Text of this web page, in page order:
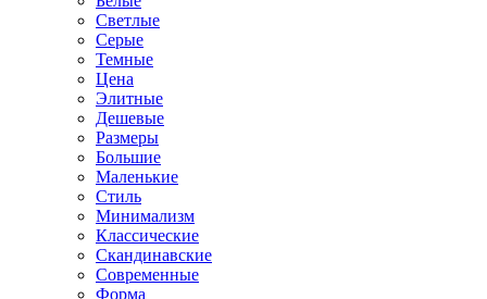
Светлые
Серые
Темные
Цена
Элитные
Дешевые
Размеры
Большие
Маленькие
Стиль
Минимализм
Классические
Скандинавские
Современные
Форма